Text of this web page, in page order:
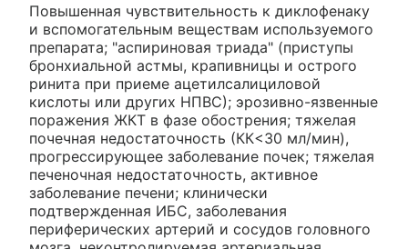
Повышенная чувствительность к диклофенаку
и вспомогательным веществам используемого
препарата; "аспириновая триада" (приступы
бронхиальной астмы, крапивницы и острого
ринита при приеме ацетилсалициловой
кислоты или других НПВС); эрозивно-язвенные
поражения ЖКТ в фазе обострения; тяжелая
почечная недостаточность (КК<30 мл/мин),
прогрессирующее заболевание почек; тяжелая
печеночная недостаточность, активное
заболевание печени; клинически
подтвержденная ИБС, заболевания
периферических артерий и сосудов головного